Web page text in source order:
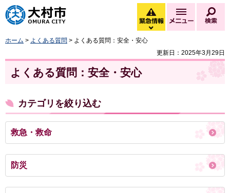
大村市
緊急情報
緊急情報を開く
メニュー
ホーム > よくある質問 > よくある質問：安全・安心
更新日：2025年3月29日
よくある質問：安全・安心
カテゴリを絞り込む
救急・救命
防災